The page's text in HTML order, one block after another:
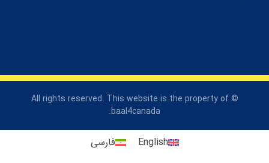
© All rights reserved. This website is the property of
baal4canada.
English فارسی